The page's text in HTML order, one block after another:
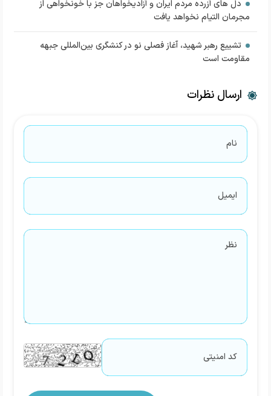
دل های آزرده مردم ایران و آزادیخواهان جز با خونخواهی از
مجرمان التیام نخواهد یافت
تشییع رهبر شهید، آغاز فصلی نو در کنشگری بین‌المللی جبهه
مقاومت است
ارسال نظرات